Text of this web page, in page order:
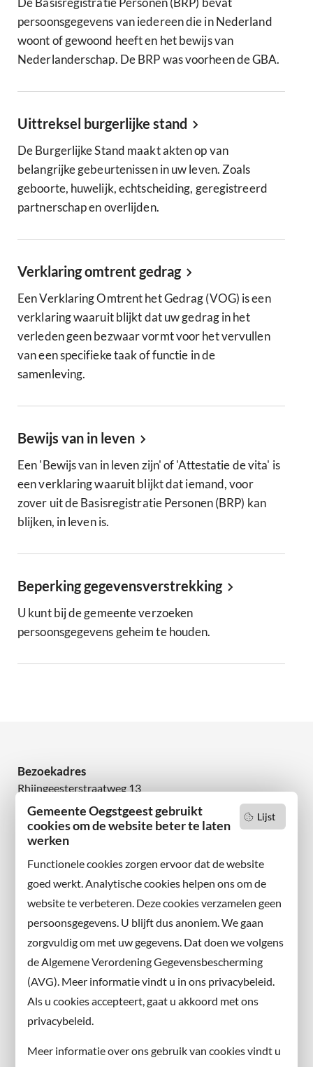
Lijst
Gemeente Oegstgeest gebruikt
cookies om de website beter te laten
werken
Functionele cookies zorgen ervoor dat de website
goed werkt. Analytische cookies helpen ons om de
website te verbeteren. Deze cookies verzamelen geen
persoonsgegevens. U blijft dus anoniem. We gaan
zorgvuldig om met uw gegevens. Dat doen we volgens
de Algemene Verordening Gegevensbescherming
(AVG). Meer informatie vindt u in ons privacybeleid.
Als u cookies accepteert, gaat u akkoord met ons
privacybeleid.
Meer informatie over ons gebruik van cookies vindt u
persoonsgegevens van iedereen die in Nederland
woont of gewoond heeft en het bewijs van
Nederlanderschap. De BRP was voorheen de GBA.
Uittreksel burgerlijke stand
De Burgerlijke Stand maakt akten op van
belangrijke gebeurtenissen in uw leven. Zoals
geboorte, huwelijk, echtscheiding, geregistreerd
partnerschap en overlijden.
Verklaring omtrent gedrag
Een Verklaring Omtrent het Gedrag (VOG) is een
verklaring waaruit blijkt dat uw gedrag in het
verleden geen bezwaar vormt voor het vervullen
van een specifieke taak of functie in de
samenleving.
Bewijs van in leven
Een 'Bewijs van in leven zijn' of 'Attestatie de vita' is
een verklaring waaruit blijkt dat iemand, voor
zover uit de Basisregistratie Personen (BRP) kan
blijken, in leven is.
Beperking gegevensverstrekking
U kunt bij de gemeente verzoeken
persoonsgegevens geheim te houden.
Bezoekadres
Rhijngeesterstraatweg 13
2342 AN Oegstgeest
Wilt u niets missen?
en volg ons ook op sociale media.
Facebook
X
Instagram
Contact met de gemeente
Contact